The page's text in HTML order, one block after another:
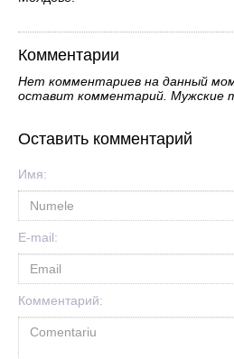
Комментарии
Нет комментариев на данный
оставит комментарий. Мужские
Оставить комментарий
Имя:
E-mail:
Комментарий: